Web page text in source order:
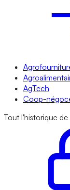
AgTech
Coop-
Tout l'historique